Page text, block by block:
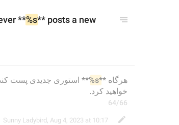
**%s** posts a new
هرگاه **%s
خواهید کرد.
64/66
Sunny Ladybird , Aug 4, 2023 at 10:17